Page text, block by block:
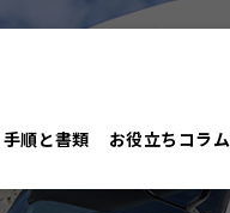
手順と書類 お役立ちコラム